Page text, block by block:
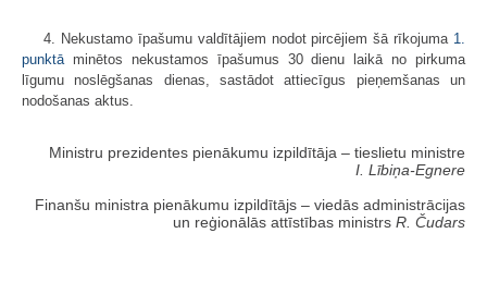
4. Nekustamo īpašumu valdītājiem nodot pircējiem šā rīkojuma 1.
punktā minētos nekustamos īpašumus 30 dienu laikā no pirkuma
līgumu noslēgšanas dienas, sastādot attiecīgus pieņemšanas un
nodošanas aktus.
Ministru prezidentes pienākumu izpildītāja ‒ tieslietu ministre
I. Lībiņa-Egnere
Finanšu ministra pienākumu izpildītājs ‒ viedās administrācijas
un reģionālās attīstības ministrs R. Čudars